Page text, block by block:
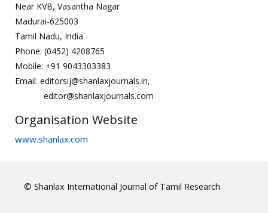
Near KVB, Vasantha Nagar
Madurai-625003
Tamil Nadu, India
Phone: (0452) 4208765
Mobile: +91 9043303383
Email: editorsij@shanlaxjournals.in,
editor@shanlaxjournals.com
Organisation Website
www.shanlax.com
© Shanlax International Journal of Tamil Research